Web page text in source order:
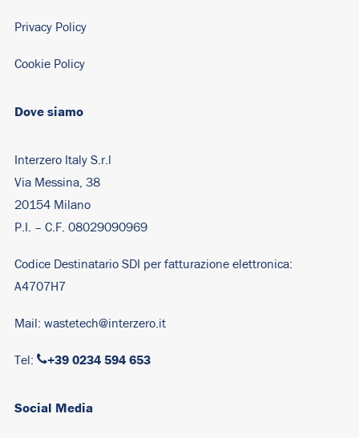
Dove siamo
Interzero Italy S.r.l
Via Messina, 38
20154 Milano
P.I. – C.F. 08029090969
Codice Destinatario SDI per fatturazione elettronica:
A4707H7
Mail: wastetech@interzero.it
Tel: +39 0234 594 653
Privacy Policy
Cookie Policy
Social Media